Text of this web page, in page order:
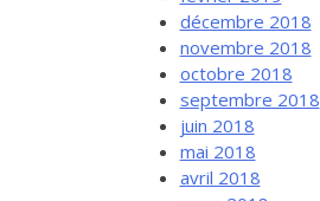
décembre 2018
novembre 2018
octobre 2018
septembre 2018
juin 2018
mai 2018
avril 2018